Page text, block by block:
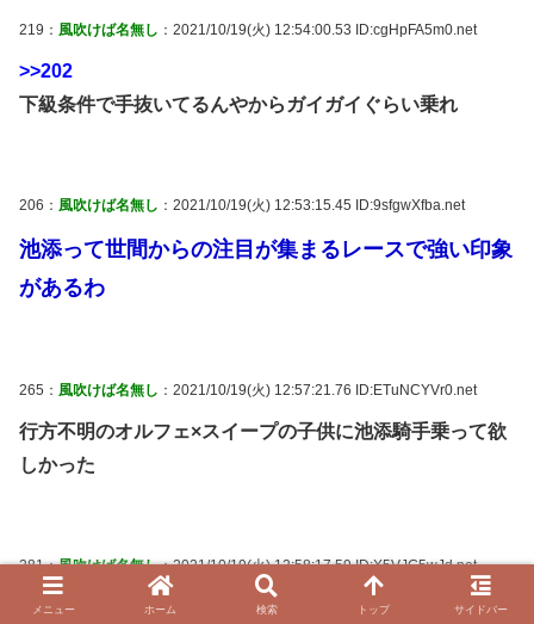
219： 風吹けば名無し ：2021/10/19(火) 12:54:00.53 ID:cgHpFA5m0.net
>>202
下級条件で手抜いてるんやからガイガイぐらい乗れ
206： 風吹けば名無し ：2021/10/19(火) 12:53:15.45 ID:9sfgwXfba.net
池添って世間からの注目が集まるレースで強い印象
があるわ
265： 風吹けば名無し ：2021/10/19(火) 12:57:21.76 ID:ETuNCYVr0.net
行方不明のオルフェ×スイープの子供に池添騎手乗って欲
しかった
281：風吹けば名無し：2021/10/19(火) 12:58:17.59 ID:X5VJG5wJd.net
池添に乗り替わった馬が殺す気で走るから勝つ理論好き
メニュー ホーム 検索 トップ サイドバー